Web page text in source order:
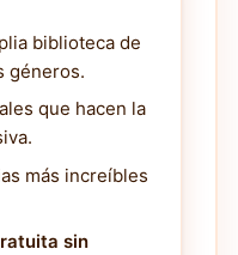
biblioteca de
géneros.
que hacen la
más increíbles
sin